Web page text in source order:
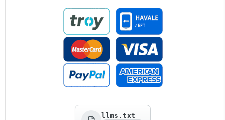
llms.txt